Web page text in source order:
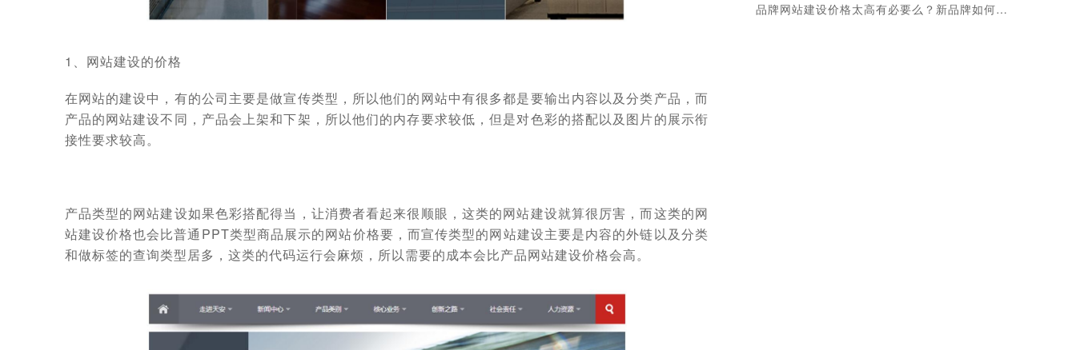
1、网站建设的价格
在网站的建设中，有的公司主要是做宣传类型，所以他们的网站中有很多都是要输出内容以及分类产品，而
产品的网站建设不同，产品会上架和下架，所以他们的内存要求较低，但是对色彩的搭配以及图片的展示衔
接性要求较高。
产品类型的网站建设如果色彩搭配得当，让消费者看起来很顺眼，这类的网站建设就算很厉害，而这类的网
站建设价格也会比普通PPT类型商品展示的网站价格要，而宣传类型的网站建设主要是内容的外链以及分类
和做标签的查询类型居多，这类的代码运行会麻烦，所以需要的成本会比产品网站建设价格会高。
品牌网站建设价格太高有必要么？新品牌如何提升竞争优势？